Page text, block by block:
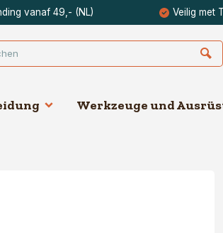
vanaf 49,- (NL) Veilig met
Werkzeuge und